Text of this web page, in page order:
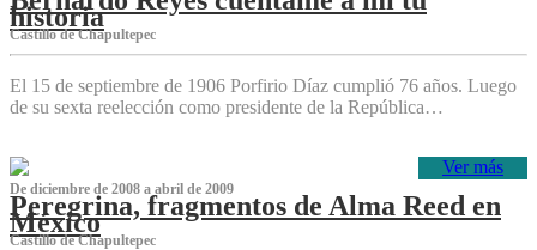
historia
Castillo de Chapultepec
El 15 de septiembre de 1906 Porfirio Díaz cumplió 76 años. Luego
de su sexta reelección como presidente de la República…
Ver más
De diciembre de 2008 a abril de 2009
Peregrina, fragmentos de Alma Reed en
México
Castillo de Chapultepec